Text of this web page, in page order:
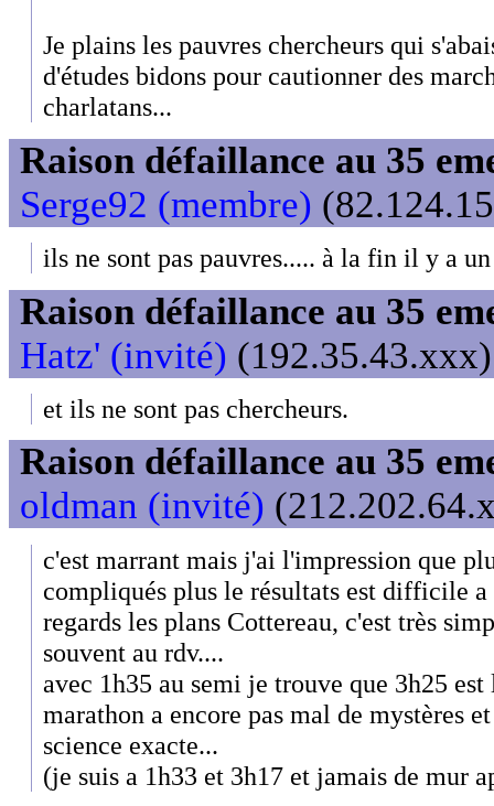
Je plains les pauvres chercheurs qui
d'études bidons pour cautionner des
charlatans...
Raison défaillance au 35
Serge92 (membre)
ils ne sont pas pauvres..... à la fin il y a
Raison défaillance au 35
Hatz' (invité)
et ils ne sont pas chercheurs.
Raison défaillance au 35
oldman (invité)
c'est marrant mais j'ai l'impression que
compliqués plus le résultats est difficile
regards les plans Cottereau, c'est très
souvent au rdv....
avec 1h35 au semi je trouve que 3h25
marathon a encore pas mal de mystères
science exacte...
(je suis a 1h33 et 3h17 et jamais de mur